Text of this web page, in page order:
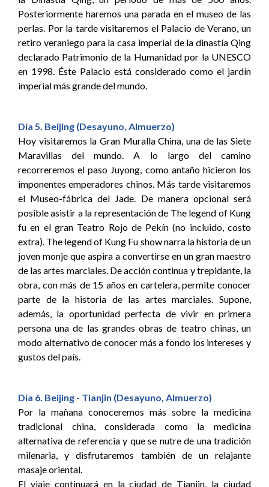
Posteriormente haremos una parada en el museo de las
perlas. Por la tarde visitaremos el Palacio de Verano, un
retiro veraniego para la casa imperial de la dinastía Qing
declarado Patrimonio de la Humanidad por la UNESCO
en 1998. Éste Palacio está considerado como el jardín
imperial más grande del mundo.
Día 5. Beijing (Desayuno, Almuerzo)
Hoy visitaremos la Gran Muralla China, una de las Siete
Maravillas del mundo. A lo largo del camino
recorreremos el paso Juyong, como antaño hicieron los
imponentes emperadores chinos. Más tarde visitaremos
el Museo-fábrica del Jade. De manera opcional será
posible asistir a la representación de The legend of Kung
fu en el gran Teatro Rojo de Pekín (no incluido, costo
extra). The legend of Kung Fu show narra la historia de un
joven monje que aspira a convertirse en un gran maestro
de las artes marciales. De acción continua y trepidante, la
obra, con más de 15 años en cartelera, permite conocer
parte de la historia de las artes marciales. Supone,
además, la oportunidad perfecta de vivir en primera
persona una de las grandes obras de teatro chinas, un
modo alternativo de conocer más a fondo los intereses y
gustos del país.
Día 6. Beijing - Tianjin (Desayuno, Almuerzo)
Por la mañana conoceremos más sobre la medicina
tradicional china, considerada como la medicina
alternativa de referencia y que se nutre de una tradición
milenaria, y disfrutaremos también de un relajante
masaje oriental.
El viaje continuará en la ciudad de Tianjin, la ciudad